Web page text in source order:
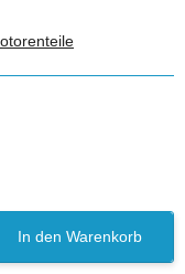
In den Warenkorb